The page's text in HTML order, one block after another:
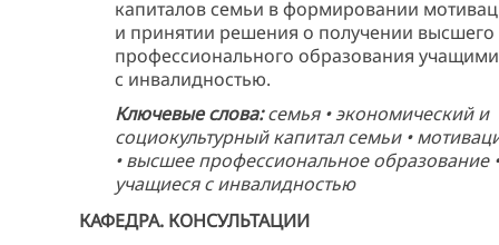
капиталов семьи в формировании
и принятии решения о получении высшего
профессионального образования
с инвалидностью.
Ключевые слова:семья • экономический и
социокультурный капитал семьи •
• высшее профессиональное образование •
учащиеся с инвалидностью
КАФЕДРА. КОНСУЛЬТАЦИИ